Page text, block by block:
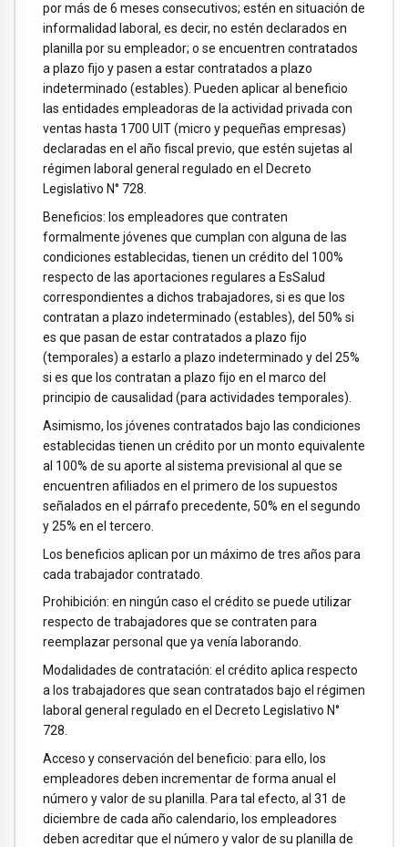
por más de 6 meses consecutivos; estén en situación de
informalidad laboral, es decir, no estén declarados en
planilla por su empleador; o se encuentren contratados
a plazo fijo y pasen a estar contratados a plazo
indeterminado (estables). Pueden aplicar al beneficio
las entidades empleadoras de la actividad privada con
ventas hasta 1700 UIT (micro y pequeñas empresas)
declaradas en el año fiscal previo, que estén sujetas al
régimen laboral general regulado en el Decreto
Legislativo N° 728.
Beneficios: los empleadores que contraten
formalmente jóvenes que cumplan con alguna de las
condiciones establecidas, tienen un crédito del 100%
respecto de las aportaciones regulares a EsSalud
correspondientes a dichos trabajadores, si es que los
contratan a plazo indeterminado (estables), del 50% si
es que pasan de estar contratados a plazo fijo
(temporales) a estarlo a plazo indeterminado y del 25%
si es que los contratan a plazo fijo en el marco del
principio de causalidad (para actividades temporales).
Asimismo, los jóvenes contratados bajo las condiciones
establecidas tienen un crédito por un monto equivalente
al 100% de su aporte al sistema previsional al que se
encuentren afiliados en el primero de los supuestos
señalados en el párrafo precedente, 50% en el segundo
y 25% en el tercero.
Los beneficios aplican por un máximo de tres años para
cada trabajador contratado.
Prohibición: en ningún caso el crédito se puede utilizar
respecto de trabajadores que se contraten para
reemplazar personal que ya venía laborando.
Modalidades de contratación: el crédito aplica respecto
a los trabajadores que sean contratados bajo el régimen
laboral general regulado en el Decreto Legislativo N°
728.
Acceso y conservación del beneficio: para ello, los
empleadores deben incrementar de forma anual el
número y valor de su planilla. Para tal efecto, al 31 de
diciembre de cada año calendario, los empleadores
deben acreditar que el número y valor de su planilla de